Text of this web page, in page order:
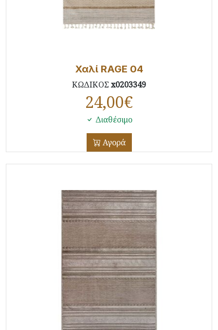
Χαλί RAGE 04
ΚΩΔΙΚΟΣ x0203349
24,00€
Διαθέσιμο
Αγορά